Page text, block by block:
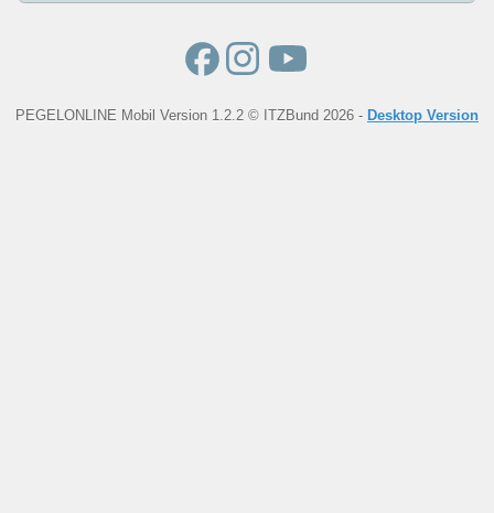
PEGELONLINE Mobil Version 1.2.2 © ITZBund 2026 - Desktop Version